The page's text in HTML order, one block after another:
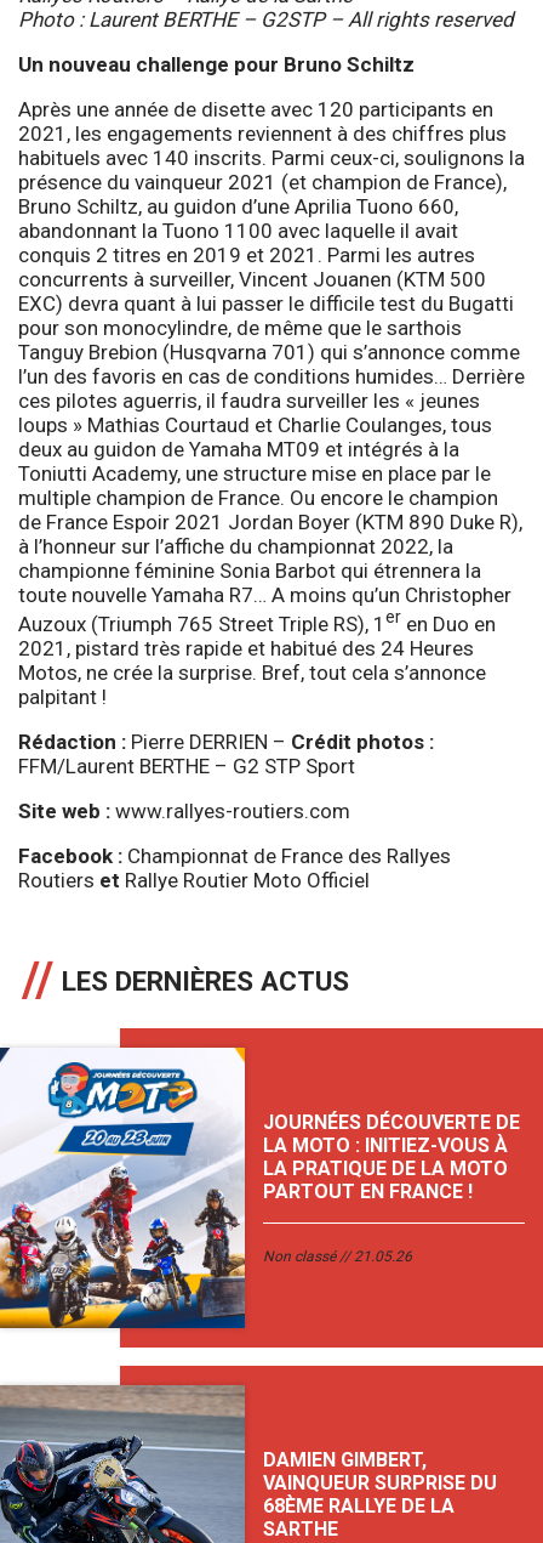
Photo : Laurent BERTHE – G2STP – All rights reserved
Un nouveau challenge pour Bruno Schiltz
Après une année de disette avec 120 participants en
2021, les engagements reviennent à des chiffres plus
habituels avec 140 inscrits. Parmi ceux-ci, soulignons la
présence du vainqueur 2021 (et champion de France),
Bruno Schiltz, au guidon d’une Aprilia Tuono 660,
abandonnant la Tuono 1100 avec laquelle il avait
conquis 2 titres en 2019 et 2021. Parmi les autres
concurrents à surveiller, Vincent Jouanen (KTM 500
EXC) devra quant à lui passer le difficile test du Bugatti
pour son monocylindre, de même que le sarthois
Tanguy Brebion (Husqvarna 701) qui s’annonce comme
l’un des favoris en cas de conditions humides… Derrière
ces pilotes aguerris, il faudra surveiller les « jeunes
loups » Mathias Courtaud et Charlie Coulanges, tous
deux au guidon de Yamaha MT09 et intégrés à la
Toniutti Academy, une structure mise en place par le
multiple champion de France. Ou encore le champion
de France Espoir 2021 Jordan Boyer (KTM 890 Duke R),
à l’honneur sur l’affiche du championnat 2022, la
championne féminine Sonia Barbot qui étrennera la
toute nouvelle Yamaha R7… A moins qu’un Christopher
Auzoux (Triumph 765 Street Triple RS), 1 er en Duo en
2021, pistard très rapide et habitué des 24 Heures
Motos, ne crée la surprise. Bref, tout cela s’annonce
palpitant !
Rédaction : Pierre DERRIEN – Crédit photos :
FFM/Laurent BERTHE – G2 STP Sport
Site web : www.rallyes-routiers.com
Facebook : Championnat de France des Rallyes
Routiers et Rallye Routier Moto Officiel
LES DERNIÈRES ACTUS
JOURNÉES DÉCOUVERTE DE
LA MOTO : INITIEZ-VOUS À
LA PRATIQUE DE LA MOTO
PARTOUT EN FRANCE !
Non classé 21.05.26
DAMIEN GIMBERT,
VAINQUEUR SURPRISE DU
68ÈME RALLYE DE LA
SARTHE